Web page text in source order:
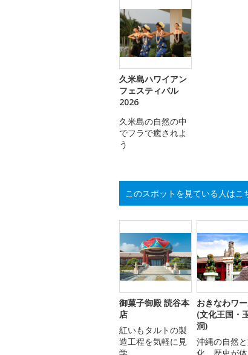
久米島ハワイアン
フェスティバル
2026
久米島の自然の中
でフラで癒されよ
う
このスポットを見ている人はこ
御菓子御殿 読谷本
店
紅いもタルトの製
造工程を気軽に見
おきなわワ
(文化王国・
洞)
沖縄の自然